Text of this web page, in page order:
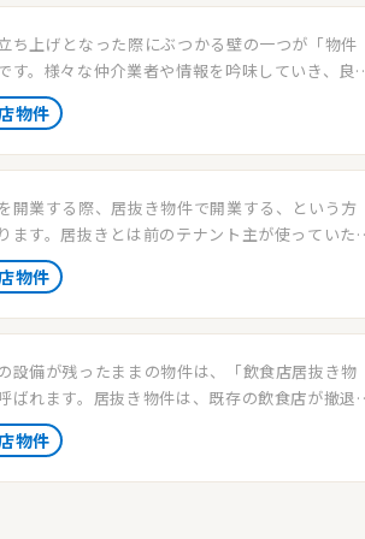
物件
ち上げとなった際にぶつかる壁の一つが「物件
す。様々な仲介業者や情報を吟味していき、良
物件があれば内見に赴くことになるでしょう。こ
内見は事前情報だけでは得られない情報もあり
、非常に重要な作業の一つとなります。
物件
開業する際、居抜き物件で開業する、という方
ます。居抜きとは前のテナント主が使っていた
などがそのまま残されている物件の事です。この
居抜きで飲食店を始める際のメリットや注意
き物件の種類などを紹介していきたいと思いま
物件
設備が残ったままの物件は、「飲食店居抜き物
ばれます。居抜き物件は、既存の飲食店が撤退
した後に、そのままの状態で新たな飲食店が入
とを意味します。